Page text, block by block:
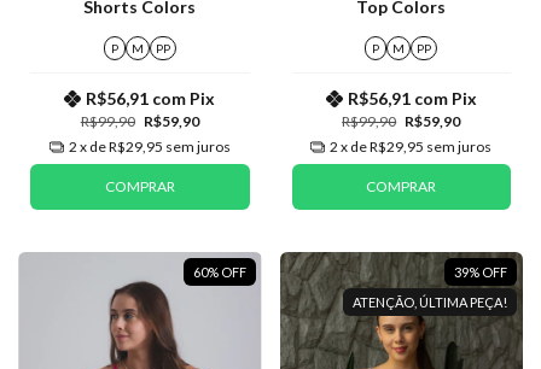
Shorts Colors
P M PP
R$99,90 R$59,90
R$56,91 com Pix
2 x deR$29,95 sem juros
COMPRAR
Top Colors
P M PP
R$99,90 R$59,90
R$56,91 com Pix
2 x deR$29,95 sem juros
COMPRAR
60% OFF 39% OFF
ATENÇÃO, ÚLTIMA PEÇA!